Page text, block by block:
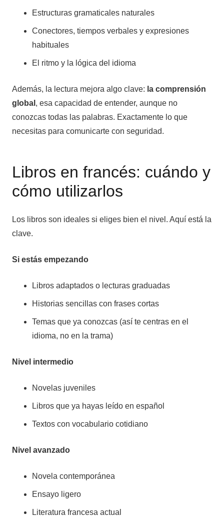
Estructuras gramaticales naturales
Conectores, tiempos verbales y expresiones
habituales
El ritmo y la lógica del idioma
Además, la lectura mejora algo clave: la comprensión
global , esa capacidad de entender, aunque no
conozcas todas las palabras. Exactamente lo que
necesitas para comunicarte con seguridad.
Libros en francés: cuándo y
cómo utilizarlos
Los libros son ideales si eliges bien el nivel. Aquí está la
clave.
Si estás empezando
Libros adaptados o lecturas graduadas
Historias sencillas con frases cortas
Temas que ya conozcas (así te centras en el
idioma, no en la trama)
Nivel intermedio
Novelas juveniles
Libros que ya hayas leído en español
Textos con vocabulario cotidiano
Nivel avanzado
Novela contemporánea
Ensayo ligero
Literatura francesa actual